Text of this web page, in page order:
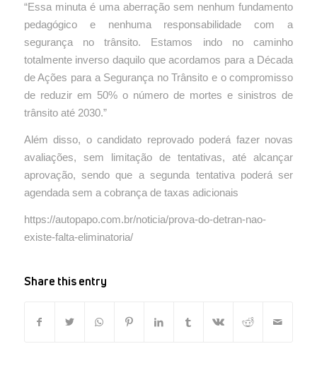
“Essa minuta é uma aberração sem nenhum fundamento
pedagógico e nenhuma responsabilidade com a
segurança no trânsito. Estamos indo no caminho
totalmente inverso daquilo que acordamos para a Década
de Ações para a Segurança no Trânsito e o compromisso
de reduzir em 50% o número de mortes e sinistros de
trânsito até 2030.”
Além disso, o candidato reprovado poderá fazer novas
avaliações, sem limitação de tentativas, até alcançar
aprovação, sendo que a segunda tentativa poderá ser
agendada sem a cobrança de taxas adicionais
https://autopapo.com.br/noticia/prova-do-detran-nao-
existe-falta-eliminatoria/
Share this entry